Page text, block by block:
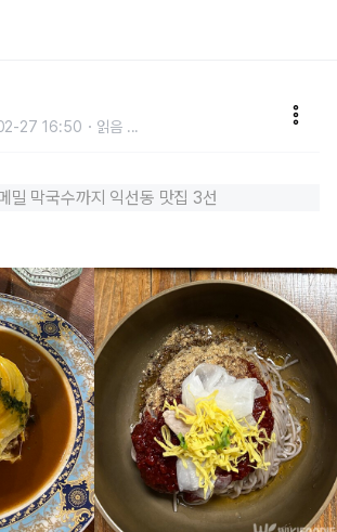
27 16:50 읽음 ...
밀 막국수까지 익선동 맛집 3선